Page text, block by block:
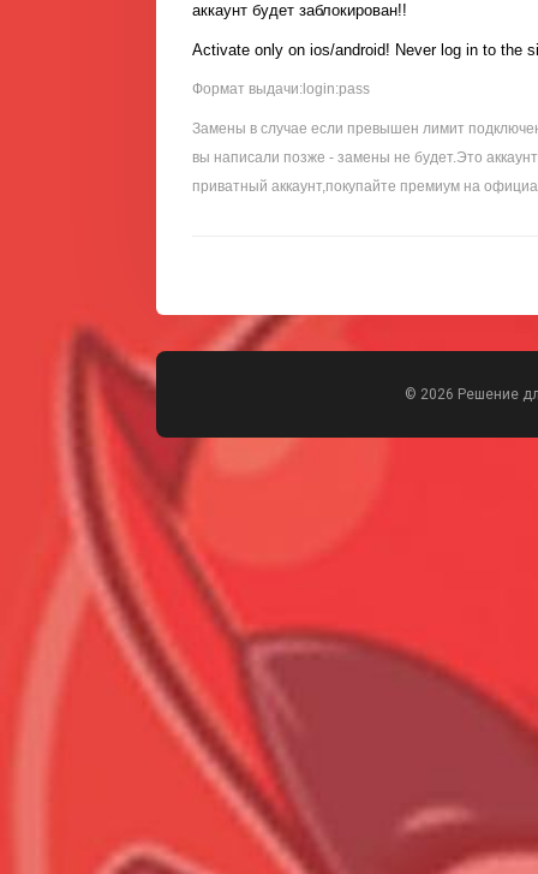
аккаунт будет заблокирован!!
Activate only on ios/android! Never log in to the
Формат выдачи:login:pass
Замены в случае если превышен лимит
вы написали позже - замены не будет.Это
приватный аккаунт,покупайте премиум на
© 2026 Решение
Всего позиций в корзине
Всего товара в корзине